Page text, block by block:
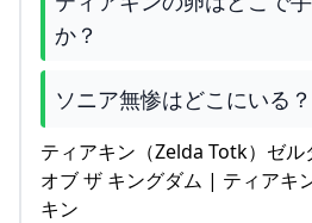
か？
ソニア無惨はどこにいる？
ティアキン（Zelda Totk）ゼ
オブ ザ キングダム | ティアキ
キン